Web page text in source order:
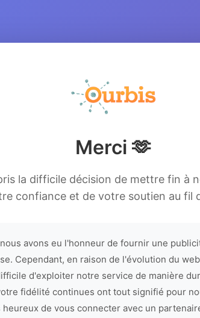
Merci 🫶
la difficile décision de mettre fin à
confiance et de votre soutien au fil
avons eu l'honneur de fournir une
Cependant, en raison de l'évolution du
d'exploiter notre service de manière
fidélité continues ont tout signifié pour
heureux de vous connecter avec un